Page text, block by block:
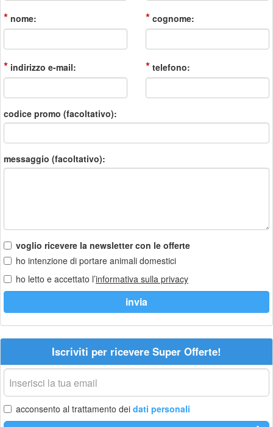
* nome: * cognome:
* indirizzo e-mail: * telefono:
codice promo (facoltativo):
messaggio (facoltativo):
voglio ricevere la newsletter con le offerte
ho intenzione di portare animali domestici
ho letto e accettato l’informativa sulla privacy
Iscriviti per ricevere Super Offerte!
La
tua
email
acconsento al trattamento dei dati personali